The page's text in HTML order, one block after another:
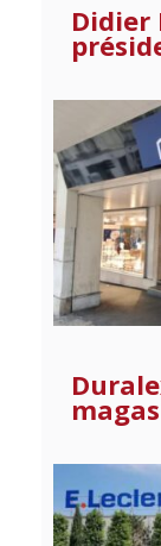
Didier